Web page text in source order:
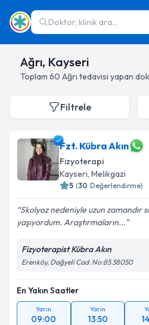
Doktor, klinik ara...
Ağrı, Kayseri
Toplam 60 Ağrı tedavisi yapan
Filtrele
Fzt. Kübra Akın
Fizyoterapi
Kayseri, Melikgazi
5 (30 Değerlendirme)
Skolyoz nedeniyle uzun zamandır
yaşıyordum. Araştırmaların...
Fizyoterapist Kübra Akın
Erenköy, Dağyeli Cad. No:85 38050
En Yakın Saatler
Yarın
09:00
Yarın
13:50